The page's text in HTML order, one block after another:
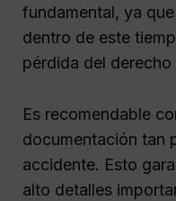
fundamental, ya
dentro de este
pérdida del derecho
Es recomendable
documentación tan
accidente. Esto
alto detalles